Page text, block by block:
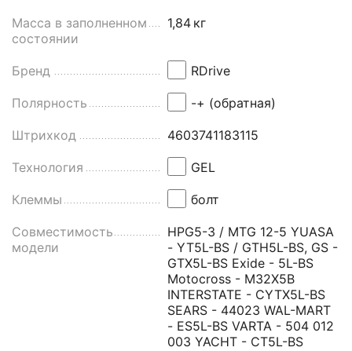
Масса в заполненном
состоянии
1,84 кг
Бренд RDrive
Полярность -+ (обратная)
Штрихкод 4603741183115
Технология GEL
Клеммы болт
Совместимость
модели
HPG5-3 / MTG 12-5 YUASA
- YT5L-BS / GTH5L-BS, GS -
GTX5L-BS Exide - 5L-BS
Motocross - M32X5B
INTERSTATE - CYTX5L-BS
SEARS - 44023 WAL-MART
- ES5L-BS VARTA - 504 012
003 YACHT - CT5L-BS